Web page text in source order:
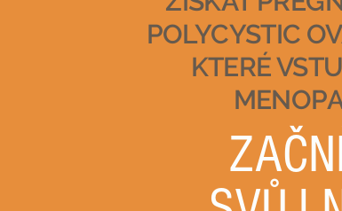
POLYCYSTIC
KTERÉ